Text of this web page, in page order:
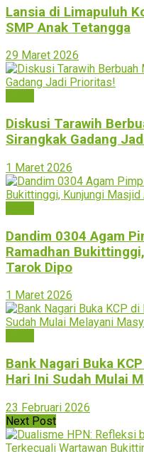
Lansia di Limapuluh
SMP Anak Tetangga
29 Maret 2026
Diskusi Tarawih
Sirangkak Gadang
1 Maret 2026
Dandim 0304 Agam
Ramadhan
Tarok Dipo
1 Maret 2026
Bank Nagari Buka
Hari Ini Sudah Mulai
23 Februari 2026
Next Post